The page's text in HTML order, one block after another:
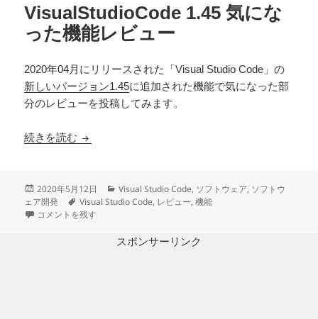
VisualStudioCode 1.45 気にな
った機能レビュー
2020年04月にリリースされた「Visual Studio Code」の
新しいバージョン1.45に追加された機能で気になった部
分のレビューを投稿してみます。
続きを読む VisualStudioCode 1.45 気になった機能レビュー
投
稿
日:
2020年5月12日
カ
テ
ー
Visual Studio Code, ソフトウェア, ソフトウ
ェア開発
タ
グ
Visual Studio Code, レビュー,機能
VisualStudioCode 1.45 気になった機能レビュー に
コメントを残す
スポンサーリンク